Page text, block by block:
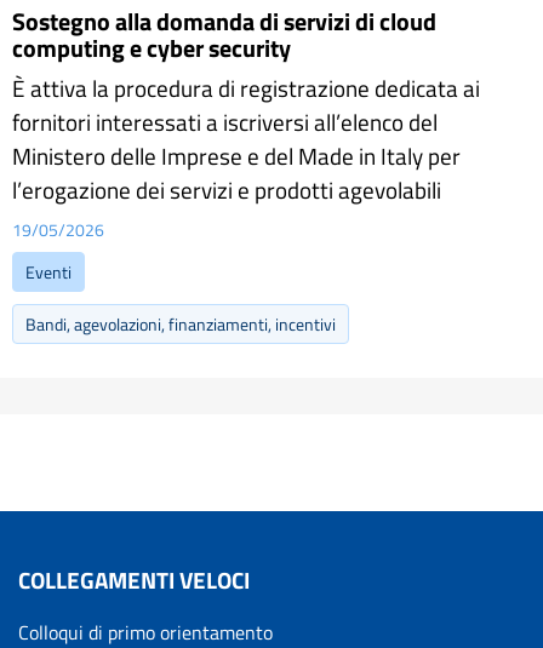
Sostegno alla domanda di servizi di cloud
computing e cyber security
È attiva la procedura di registrazione dedicata ai
fornitori interessati a iscriversi all’elenco del
Ministero delle Imprese e del Made in Italy per
l’erogazione dei servizi e prodotti agevolabili
19/05/2026
Eventi
Bandi, agevolazioni, finanziamenti, incentivi
COLLEGAMENTI VELOCI
Colloqui di primo orientamento